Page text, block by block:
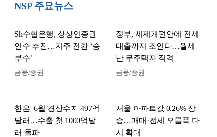
NSP 주요뉴스
Sh수협은행, 상상인증권
인수 추진…지주 전환 ‘승
부수’
금융/증권
정부, 세제개편안에 전세
대출까지 조인다…월세
난 무주택자 직격
금융/증권
한은, 6월 경상수지 497억
달러…수출 첫 1000억달
러 돌파
서울 아파트값 0.26% 상
승…매매·전세 오름폭 다
시 확대